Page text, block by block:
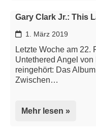
Gary Clark Jr.: This
1. März 2019
Letzte Woche am 22.
Untethered Angel
reingehört: Das
Zwischen…
Mehr lesen »